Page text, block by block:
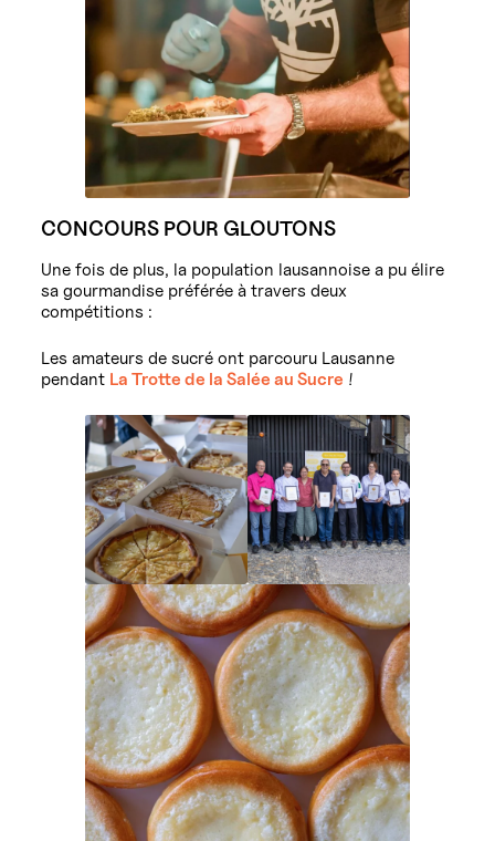
CONCOURS POUR GLOUTONS
Une fois de plus, la population lausannoise a pu élire
sa gourmandise préférée à travers deux
compétitions :
Les amateurs de sucré ont parcouru Lausanne
pendant La Trotte de la Salée au Sucre !